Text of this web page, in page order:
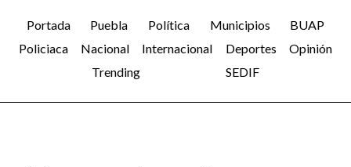
Portada Puebla Política Municipios
BUAP
Policiaca
Nacional Internacional Deportes
Opinión
Trending
SEDIF